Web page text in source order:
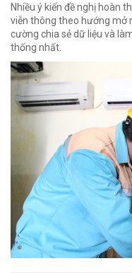
Nhiều ý kiến đề nghị hoàn
viễn thông theo hướng mở
cường chia sẻ dữ liệu và
thống nhất.